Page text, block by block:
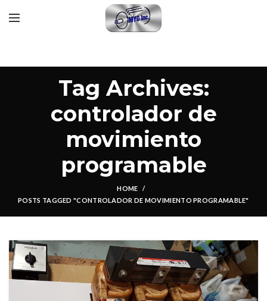
Tag Archives:
controlador de
movimiento
programable
HOME
POSTS TAGGED "CONTROLADOR DE MOVIMIENTO PROGRAMABLE"